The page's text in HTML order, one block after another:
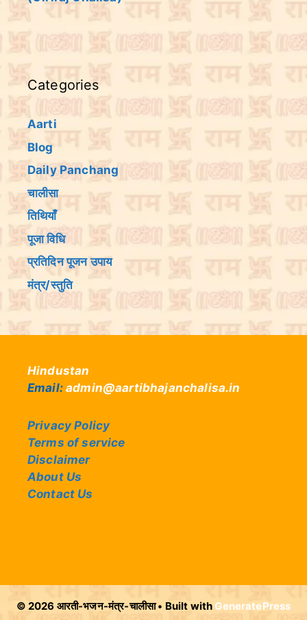
Categories
Aarti
Blog
Daily Panchang
चालीसा
तिथियांँ
पूजा विधि
प्रतिदिन पूजन उपाय
मंत्र/स्तुति
Hindustan
Email: admin@aartibhajanchalisa.in
Privacy Policy
Terms of service
Disclaimer
About Us
Contact Us
© 2026 आरती-भजन-मंत्र-चालीसा• Built with GeneratePress